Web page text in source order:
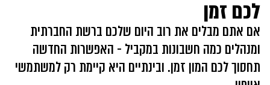
לכם זמן
אם אתם מבלים את רוב היום שלכם ברשת החברתית
ומנהלים כמה חשבונות במקביל - האפשרות החדשה
תחסוך לכם המון זמן. ובינתיים היא קיימת רק למשתמשי